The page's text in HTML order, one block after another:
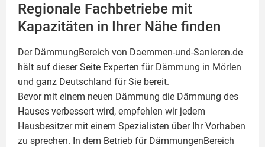
Regionale Fachbetriebe mit
Kapazitäten in Ihrer Nähe finden
Der DämmungBereich von Daemmen-und-Sanieren.de
hält auf dieser Seite Experten für Dämmung in Mörlen
und ganz Deutschland für Sie bereit.
Bevor mit einem neuen Dämmung die Dämmung des
Hauses verbessert wird, empfehlen wir jedem
Hausbesitzer mit einem Spezialisten über Ihr Vorhaben
zu sprechen. In dem Betrieb für DämmungenBereich